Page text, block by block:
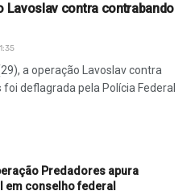
Lavoslav contra contrabando
a operação Lavoslav contra
deflagrada pela Polícia Federal
Predadores apura
em conselho federal